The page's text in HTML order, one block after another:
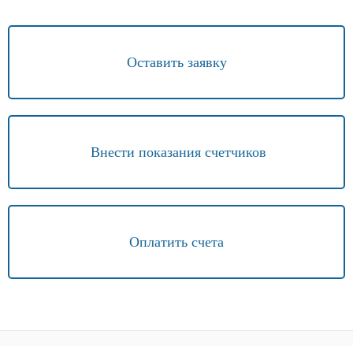
Оставить заявку
Внести показания счетчиков
Оплатить счета